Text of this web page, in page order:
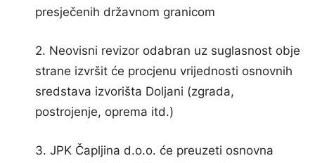
presječenih državnom granicom
2. Neovisni revizor odabran uz suglasnost obje
strane izvršit će procjenu vrijednosti osnovnih
sredstava izvorišta Doljani (zgrada,
postrojenje, oprema itd.)
3. JPK Čapljina d.o.o. će preuzeti osnovna